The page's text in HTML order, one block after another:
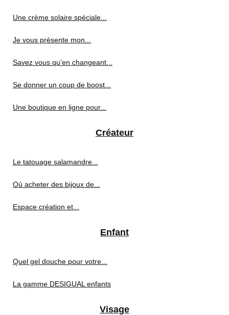
Une crème solaire spéciale...
Je vous présente mon...
Savez vous qu'en changeant...
Se donner un coup de boost...
Une boutique en ligne pour...
Créateur
Le tatouage salamandre...
Où acheter des bijoux de...
Espace création et...
Enfant
Quel gel douche pour votre...
La gamme DESIGUAL enfants
Visage